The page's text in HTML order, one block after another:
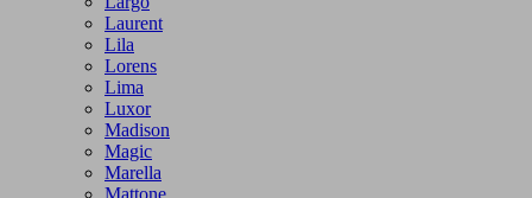
Laurent
Lila
Lorens
Lima
Luxor
Madison
Magic
Marella
Mattone